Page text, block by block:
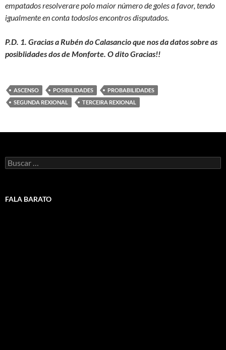
empatados resolverare polo maior número de goles a favor, tendo
igualmente en conta todoslos encontros disputados.
P.D. 1. Gracias a Rubén do Calasancio que nos da datos sobre as
posiblidades dos de Monforte. O dito Gracias!!
ASCENSO POSIBILIDADES
PROBABILIDADES
SEGUNDA REXIONAL
TERCEIRA REXIONAL
Buscar:
FALA BARATO